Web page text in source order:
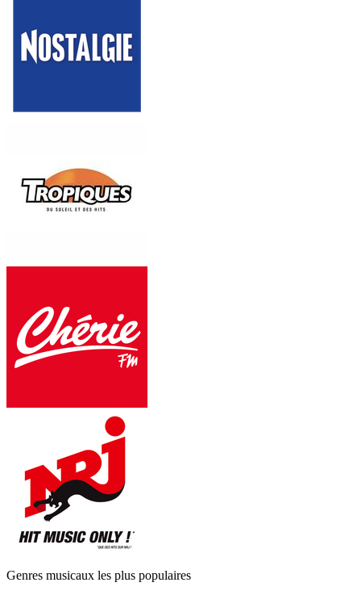
Genres musicaux les plus populaires